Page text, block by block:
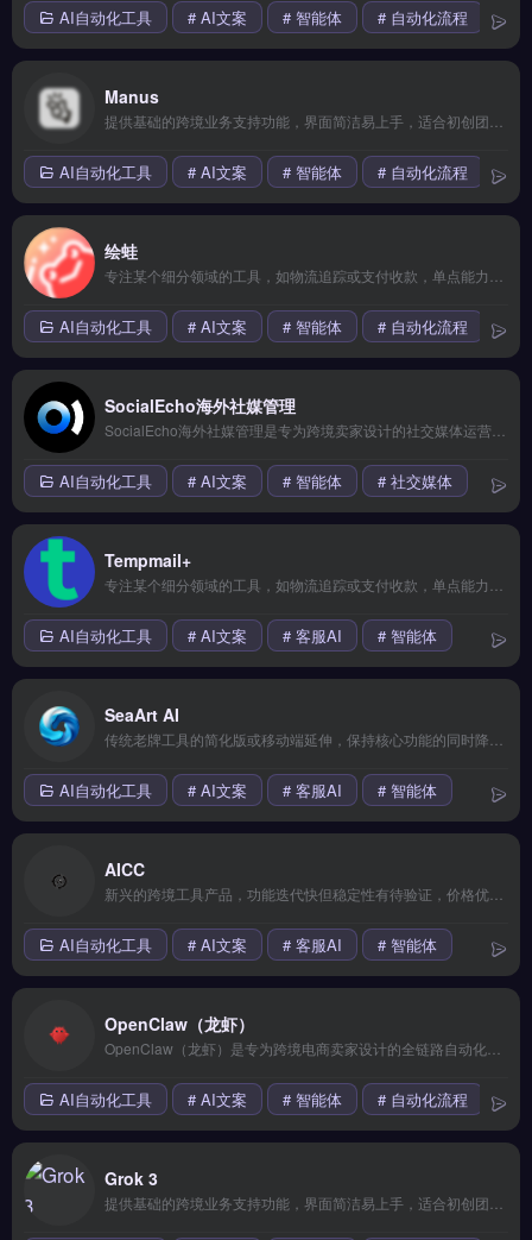
AI自动化工具 # AI文案 # 智能体 # 自动化流程
Manus
AI自动化工具 # AI文案 # 智能体 # 自动化流程
绘蛙
AI自动化工具 # AI文案 # 智能体 # 自动化流程
SocialEcho海外社媒管理
AI自动化工具 # AI文案 # 智能体 # 社交媒体
Tempmail+
AI自动化工具 # AI文案 # 客服AI # 智能体
SeaArt AI
AI自动化工具 # AI文案 # 客服AI # 智能体
AICC
AI自动化工具 # AI文案 # 客服AI # 智能体
OpenClaw（龙虾）
AI自动化工具 # AI文案 # 智能体 # 自动化流程
Grok 3